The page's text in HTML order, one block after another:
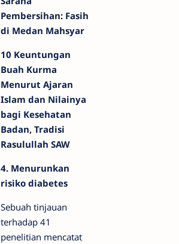
Pembersihan: Fasih
di Medan Mahsyar
10 Keuntungan
Buah Kurma
Menurut Ajaran
Islam dan Nilainya
bagi Kesehatan
Badan, Tradisi
Rasulullah SAW
4. Menurunkan
risiko diabetes
Sebuah tinjauan
terhadap 41
penelitian mencatat